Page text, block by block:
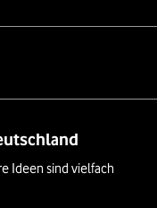
Ideen sind vielfach